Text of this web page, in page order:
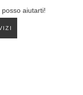
aiutarti!